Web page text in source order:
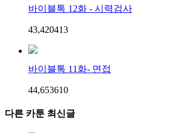
바이블톡 12화 - 시력검사
43,420413
바이블톡 11화- 면접
44,653610
다른 카툰 최신글